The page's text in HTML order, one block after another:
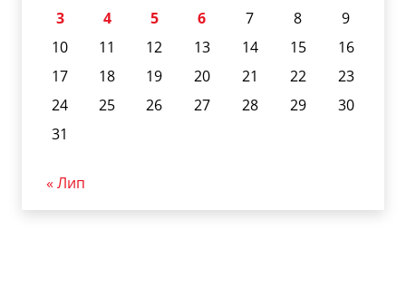
3
4 5 6 7 8
9
10
11 12 13 14 15
16
17
18 19 20 21 22
23
24
25 26 27 28 29
30
31
« Лип